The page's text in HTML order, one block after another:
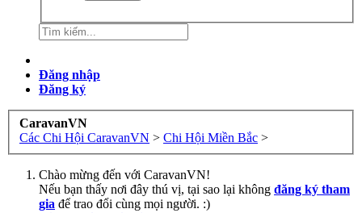
Đăng nhập
Đăng ký
CaravanVN
Các Chi Hội CaravanVN > Chi Hội Miền Bắc >
Chào mừng đến với CaravanVN!
Nếu bạn thấy nơi đây thú vị, tại sao lại không đăng ký tham
gia để trao đổi cùng mọi người. :)